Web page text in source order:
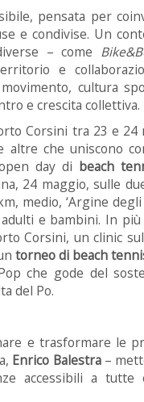
pensata per
e condivise. Un
– come
e
cultura
e crescita collettiva.
Corsini tra 23 e 24
che uniscono
day di beach
24 maggio, sulle
medio, ‘Argine degli
adulti e bambini. In
Corsini, un clinic sul
torneo di beach
che gode del
del Po.
e trasformare le
Enrico Balestra–
accessibili a tutte